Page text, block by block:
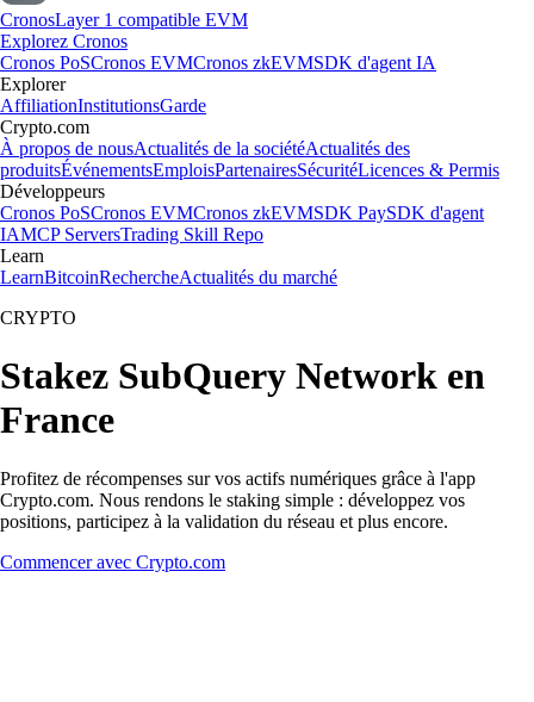
CronosLayer 1 compatible EVM
Explorez Cronos
Cronos PoSCronos EVMCronos zkEVMSDK d'agent IA
Explorer
AffiliationInstitutionsGarde
Crypto.com
À propos de nousActualités de la sociétéActualités des
produitsÉvénementsEmploisPartenairesSécuritéLicences & Permis
Développeurs
Cronos PoSCronos EVMCronos zkEVMSDK PaySDK d'agent
IAMCP ServersTrading Skill Repo
Learn
LearnBitcoinRechercheActualités du marché
CRYPTO
Stakez SubQuery Network en
France
Profitez de récompenses sur vos actifs numériques grâce à l'app
Crypto.com. Nous rendons le staking simple : développez vos
positions, participez à la validation du réseau et plus encore.
Commencer avec Crypto.com